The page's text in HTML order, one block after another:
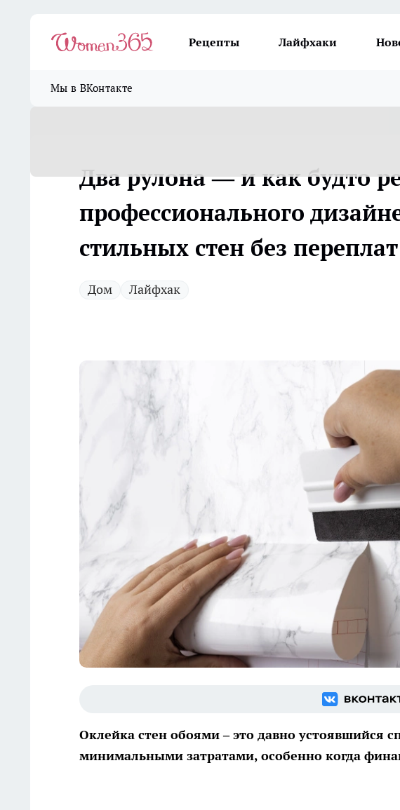
Рецепты Лайфхаки
Мы в ВКонтакте
Два рулона — и как будто
профессионального
стильных стен без переплат
Дом Лайфхак
Оклейка стен обоями – это давно устоявшийся
минимальными затратами, особенно когда